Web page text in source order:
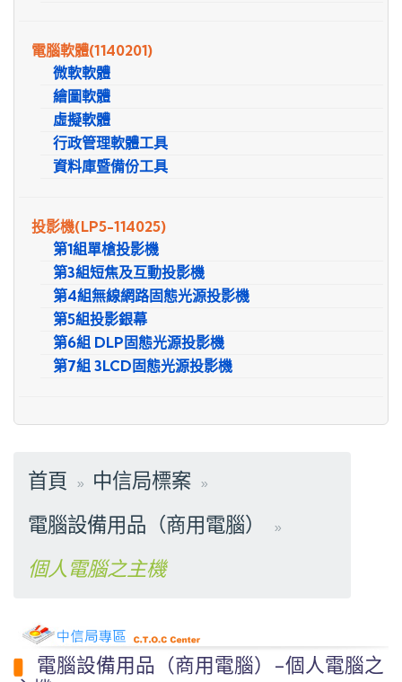
電腦軟體(1140201)
微軟軟體
繪圖軟體
虛擬軟體
行政管理軟體工具
資料庫暨備份工具
投影機(LP5-114025)
第1組單槍投影機
第3組短焦及互動投影機
第4組無線網路固態光源投影機
第5組投影銀幕
第6組 DLP固態光源投影機
第7組 3LCD固態光源投影機
首頁
中信局標案
電腦設備用品（商用電腦）
個人電腦之主機
電腦設備用品（商用電腦）-個人電腦之